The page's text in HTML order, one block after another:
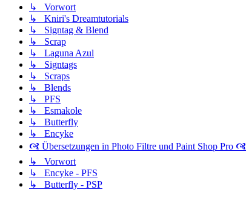
↳ Vorwort
↳ Kniri's Dreamtutorials
↳ Signtag & Blend
↳ Scrap
↳ Laguna Azul
↳ Signtags
↳ Scraps
↳ Blends
↳ PFS
↳ Esmakole
↳ Butterfly
↳ Encyke
🙧 Übersetzungen in Photo Filtre und Paint Shop Pro 🙧
↳ Vorwort
↳ Encyke - PFS
↳ Butterfly - PSP